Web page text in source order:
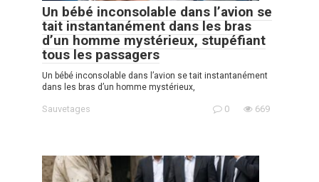
Un bébé inconsolable dans l’avion se
tait instantanément dans les bras
d’un homme mystérieux, stupéfiant
tous les passagers
Un bébé inconsolable dans l’avion se tait instantanément
dans les bras d’un homme mystérieux,
Sauvetages 0 669